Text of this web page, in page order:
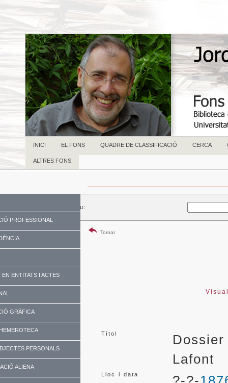
INICI EL FONS QUADRE DE CLASSIFICACIÓ CERCA
ALTRES FONS
PROFESSIONAL
EN ENTITATS I ACTES
GRÀFICA
PERSONALS
ALIENA
Paraula Clau:
Tornar
Títol
Lafont
Lloc i data